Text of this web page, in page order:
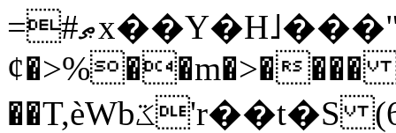
=#ޠx��Y�H˩���"�*$_���Ӆ�S��0��M�����N@T>q�|>��$DM���Q��(�
ȼ�>%��m�>����
��T,èWbػ'r��t�S (6i2C��K=���������/~